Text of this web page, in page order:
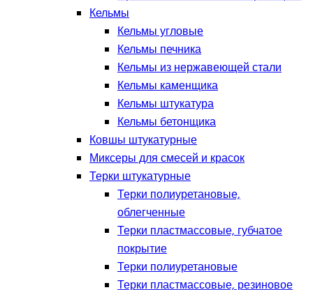
Кельмы
Кельмы угловые
Кельмы печника
Кельмы из нержавеющей стали
Кельмы каменщика
Кельмы штукатура
Кельмы бетонщика
Ковшы штукатурные
Миксеры для смесей и красок
Терки штукатурные
Терки полиуретановые,
облегченные
Терки пластмассовые, губчатое
покрытие
Терки полиуретановые
Терки пластмассовые, резиновое